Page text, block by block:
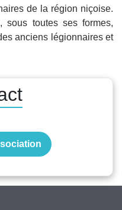
de la région niçoise.
sous toutes ses formes,
anciens légionnaires et